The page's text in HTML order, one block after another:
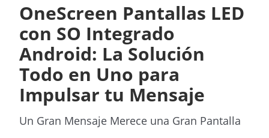
OneScreen Pantallas LED
con SO Integrado
Android: La Solución
Todo en Uno para
Impulsar tu Mensaje
Un Gran Mensaje Merece una Gran Pantalla